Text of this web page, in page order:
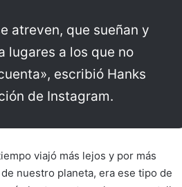
atreven, que sueñan y
lugares a los que no
escribió Hanks
de Instagram.
viajó más lejos y por más
nuestro planeta, era ese tipo de